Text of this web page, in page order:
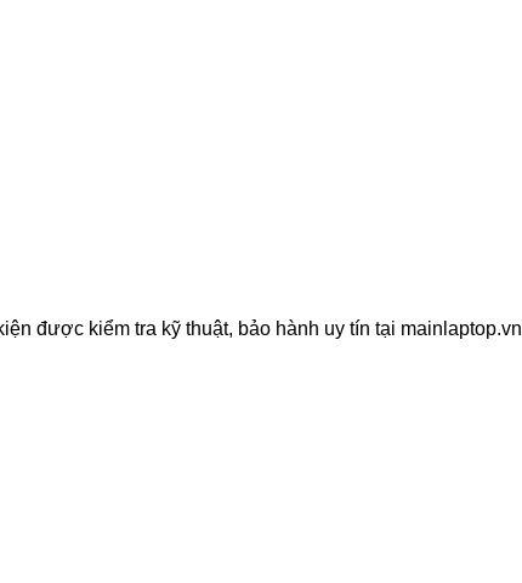
được kiểm tra kỹ thuật, bảo hành uy tín tại mainlaptop.vn